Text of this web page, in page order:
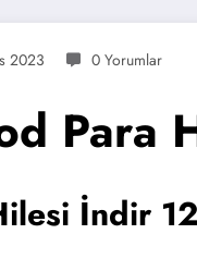
2023 0 Yorumlar
İndir